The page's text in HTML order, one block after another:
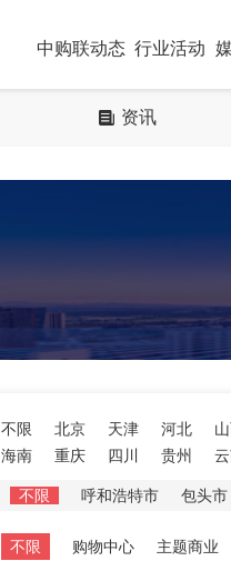
中购联动态 行业活动
资讯
不限 北京 天津 河北
海南
重庆 四川 贵州
不限 呼和浩特市 包头市
不限 购物中心 主题商业